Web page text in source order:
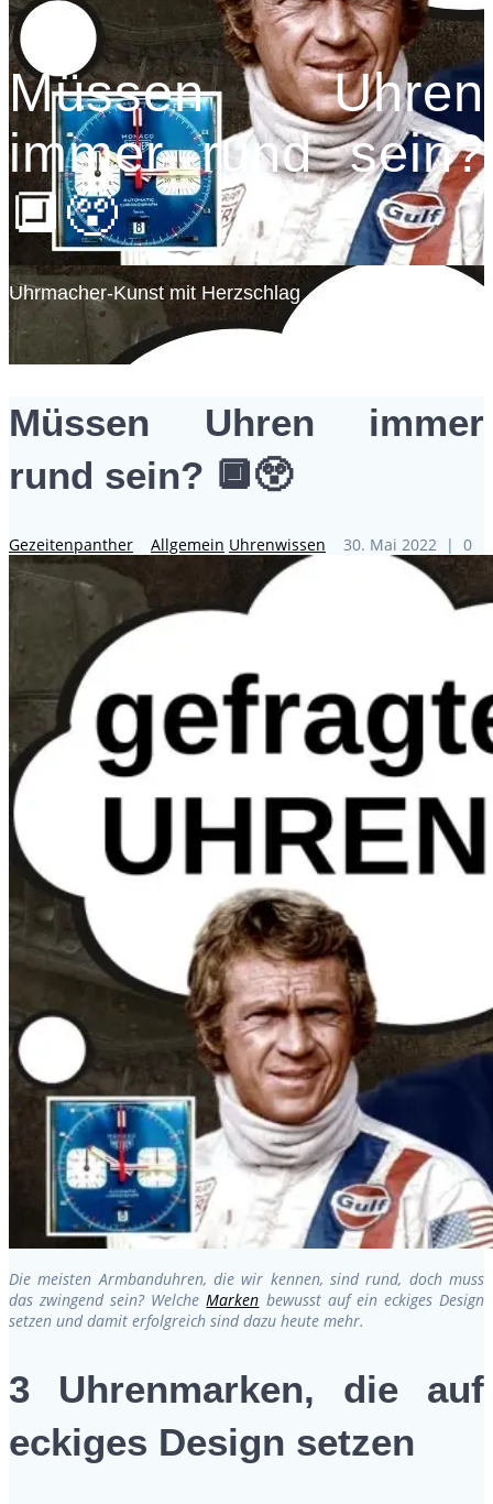
Müssen Uhren
immer rund sein?
🔲😲
Uhrmacher-Kunst mit Herzschlag
Müssen Uhren immer
rund sein? 🔲😲
Gezeitenpanther Allgemein Uhrenwissen 30. Mai 2022 | 0
Die meisten Armbanduhren, die wir kennen, sind rund, doch muss
das zwingend sein? WelcheMarken bewusst auf ein eckiges Design
setzen und damit erfolgreich sind dazu heute mehr.
3 Uhrenmarken, die auf
eckiges Design setzen